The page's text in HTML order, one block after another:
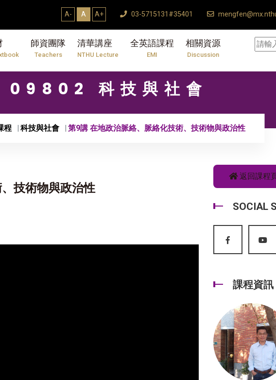
A- A A+ 03-5715131#35401
師資團隊
Teachers
清華講座
NTHU Lecture
全英語課程
EMI
相關資源
Discussion
09802 科技與社會
程 科技與社會 第9講 在地政治脈絡、脈絡化技術、技術物與政治性
技術物與政治性
返回課程
SOCIAL
課程資訊